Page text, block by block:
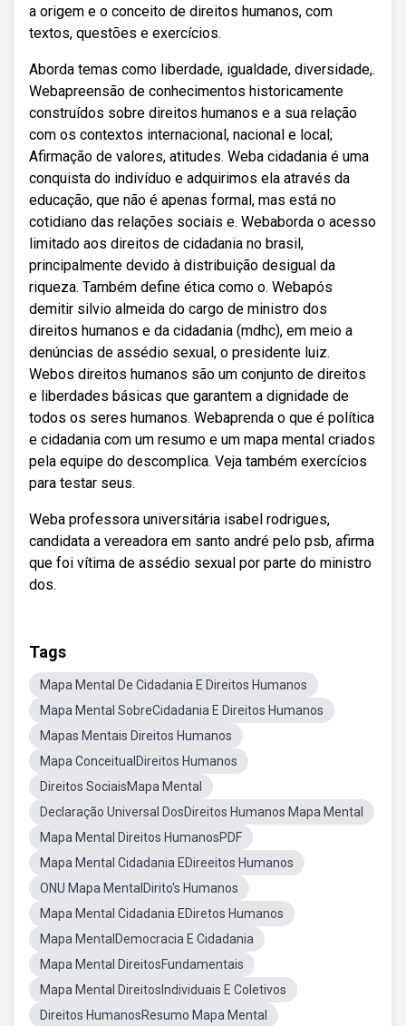
a origem e o conceito de direitos humanos, com
textos, questões e exercícios.
Aborda temas como liberdade, igualdade, diversidade,.
Webapreensão de conhecimentos historicamente
construídos sobre direitos humanos e a sua relação
com os contextos internacional, nacional e local;
Afirmação de valores, atitudes. Weba cidadania é uma
conquista do indivíduo e adquirimos ela através da
educação, que não é apenas formal, mas está no
cotidiano das relações sociais e. Webaborda o acesso
limitado aos direitos de cidadania no brasil,
principalmente devido à distribuição desigual da
riqueza. Também define ética como o. Webapós
demitir silvio almeida do cargo de ministro dos
direitos humanos e da cidadania (mdhc), em meio a
denúncias de assédio sexual, o presidente luiz.
Webos direitos humanos são um conjunto de direitos
e liberdades básicas que garantem a dignidade de
todos os seres humanos. Webaprenda o que é política
e cidadania com um resumo e um mapa mental criados
pela equipe do descomplica. Veja também exercícios
para testar seus.
Weba professora universitária isabel rodrigues,
candidata a vereadora em santo andré pelo psb, afirma
que foi vítima de assédio sexual por parte do ministro
dos.
Tags
Mapa Mental De Cidadania E Direitos Humanos
Mapa Mental SobreCidadania E Direitos Humanos
Mapas Mentais Direitos Humanos
Mapa ConceitualDireitos Humanos
Direitos SociaisMapa Mental
Declaração Universal DosDireitos Humanos Mapa Mental
Mapa Mental Direitos HumanosPDF
Mapa Mental Cidadania EDireeitos Humanos
ONU Mapa MentalDirito's Humanos
Mapa Mental Cidadania EDiretos Humanos
Mapa MentalDemocracia E Cidadania
Mapa Mental DireitosFundamentais
Mapa Mental DireitosIndividuais E Coletivos
Direitos HumanosResumo Mapa Mental